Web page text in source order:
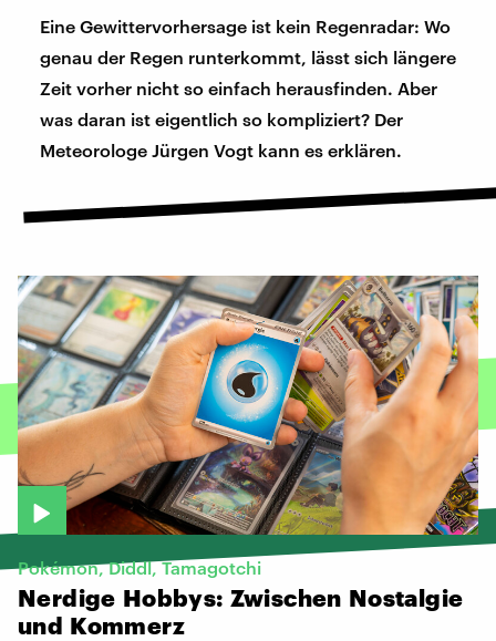
Eine Gewittervorhersage ist kein Regenradar: Wo
genau der Regen runterkommt, lässt sich längere
Zeit vorher nicht so einfach herausfinden. Aber
was daran ist eigentlich so kompliziert? Der
Meteorologe Jürgen Vogt kann es erklären.
Pokémon, Diddl, Tamagotchi
Nerdige Hobbys: Zwischen Nostalgie
und Kommerz